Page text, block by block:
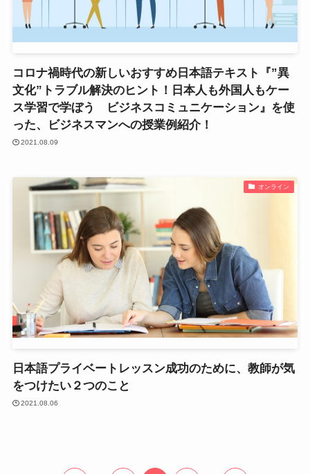
コロナ禍時代の新しいおすすめ日本語テキスト『”異
文化”トラブル解決のヒント！日本人も外国人もケー
ス学習で学ぼう ビジネスコミュニケーション』を使
った、ビジネスマンへの授業例紹介！
2021.08.09
オンライン
日本語プライベートレッスン成功のために、教師が気
をつけたい２つのこと
2021.08.06